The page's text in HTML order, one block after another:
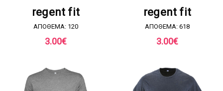
regent fit
ΑΠΟΘΕΜΑ: 120
3.00€
regent fit
ΑΠΟΘΕΜΑ: 618
3.00€